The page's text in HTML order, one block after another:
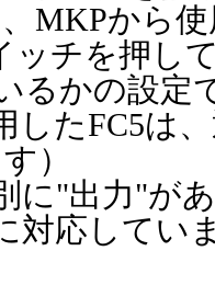
MKPから
ッチを押し
るかの設定
たFC5は
）
に"出力"が
対応してい